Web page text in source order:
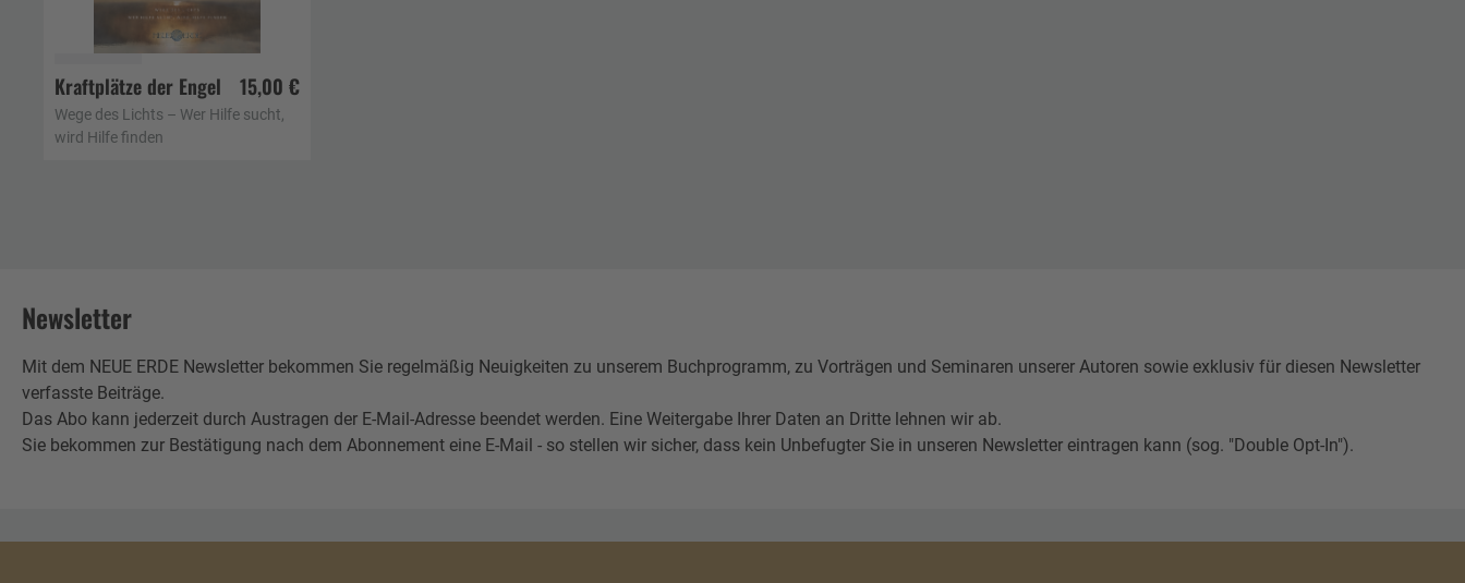
In den Warenkorb
Kraftplätze der Engel 15,00 €
Wege des Lichts – Wer Hilfe sucht,
wird Hilfe finden
Newsletter
Mit dem NEUE ERDE Newsletter bekommen Sie regelmäßig Neuigkeiten zu unserem Buchprogramm, zu Vorträgen und Seminaren unserer Autoren sowie exklusiv für diesen Newsletter
verfasste Beiträge.
Das Abo kann jederzeit durch Austragen der E-Mail-Adresse beendet werden. Eine Weitergabe Ihrer Daten an Dritte lehnen wir ab.
Sie bekommen zur Bestätigung nach dem Abonnement eine E-Mail - so stellen wir sicher, dass kein Unbefugter Sie in unseren Newsletter eintragen kann (sog. "Double Opt-In").